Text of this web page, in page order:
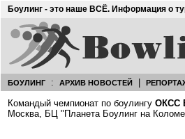
Боулинг - это наше ВСЁ. Информация о
БОУЛИНГ : АРХИВ НОВОСТЕЙ
Командый чемпионат по боулингу ОКСС
Москва, БЦ "Планета Боулинг на